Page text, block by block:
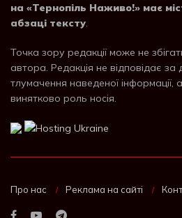
на «Тернопіль Наживо!» має
абзаці тексту.
Точка зору редакції може не
автора. Редакція не відповідає за
тлумачення наведеної інформації,
винятково роль носія.
Про нас Реклама на сайті